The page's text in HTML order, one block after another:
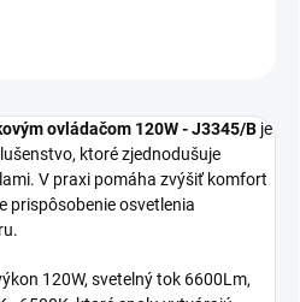
ovládačom 120W - J3345/B je
ktoré zjednodušuje
V praxi pomáha zvýšiť komfort
prispôsobenie osvetlenia
120W, svetelný tok 6600Lm,